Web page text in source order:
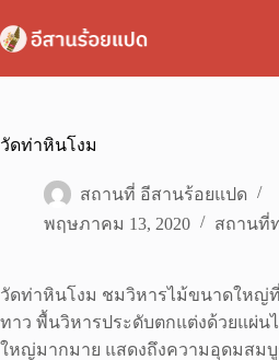
to
content
วัดท่าหินโงม
สถานที่ อีสานร้อยแปด
พฤษภาคม 13, 2020
สถานที่
วัดท่าหินโงม ชมวิหารไม้ขนาดใหญ่ที่
ทาว พื้นวิหารประดับตกแต่งด้วยแผ่น
ใหญ่มากมาย แสดงถึงความอุดมสม